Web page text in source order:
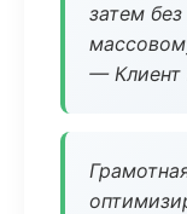
затем
— Клиент